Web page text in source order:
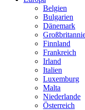
Belgien
Bulgarien
Dänemark
Finnland
Frankreich
Irland
Italien
Luxemburg
Malta
Niederlande
Österreich